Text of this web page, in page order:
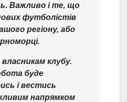
Важливо і те, що
футболістів
регіону, або
клубу.
буде
і вестись
напрямком